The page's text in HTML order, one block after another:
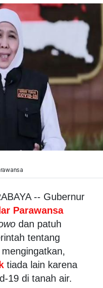
-- Gubernur
Parawansa
dan patuh
tentang
tiada lain karena
19 di tanah air.